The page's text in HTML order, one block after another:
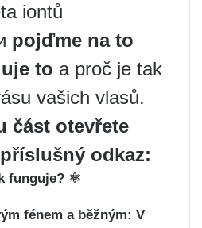
iontů
pojďme na to
to a proč je tak
vašich vlasů.
část otevřete
odkaz:
funguje? ⚛️
fénem a běžným: V